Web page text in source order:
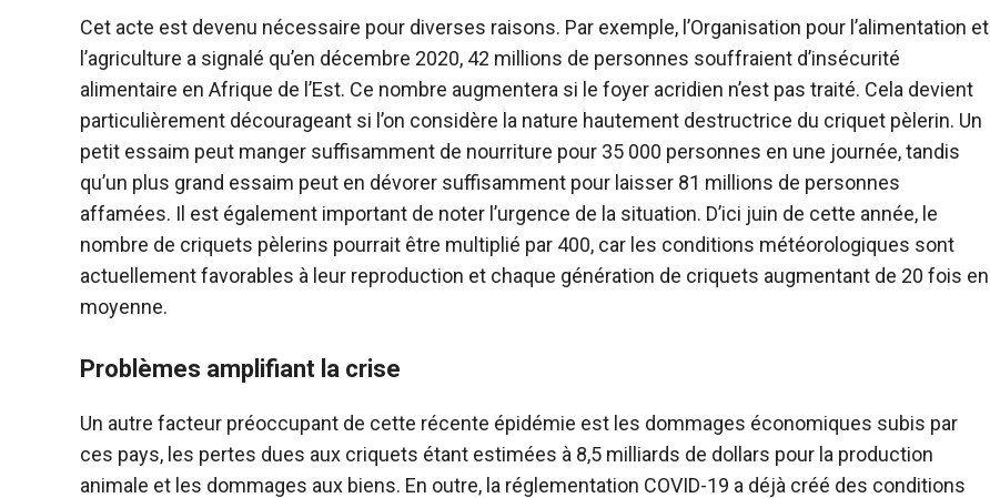
Cet acte est devenu nécessaire pour diverses raisons. Par exemple, l’Organisation pour l’alimentation et
l’agriculture a signalé qu’en décembre 2020, 42 millions de personnes souffraient d’insécurité
alimentaire en Afrique de l’Est. Ce nombre augmentera si le foyer acridien n’est pas traité. Cela devient
particulièrement décourageant si l’on considère la nature hautement destructrice du criquet pèlerin. Un
petit essaim peut manger suffisamment de nourriture pour 35 000 personnes en une journée, tandis
qu’un plus grand essaim peut en dévorer suffisamment pour laisser 81 millions de personnes
affamées. Il est également important de noter l’urgence de la situation. D’ici juin de cette année, le
nombre de criquets pèlerins pourrait être multiplié par 400, car les conditions météorologiques sont
actuellement favorables à leur reproduction et chaque génération de criquets augmentant de 20 fois en
moyenne.
Problèmes amplifiant la crise
Un autre facteur préoccupant de cette récente épidémie est les dommages économiques subis par
ces pays, les pertes dues aux criquets étant estimées à 8,5 milliards de dollars pour la production
animale et les dommages aux biens. En outre, la réglementation COVID-19 a déjà créé des conditions